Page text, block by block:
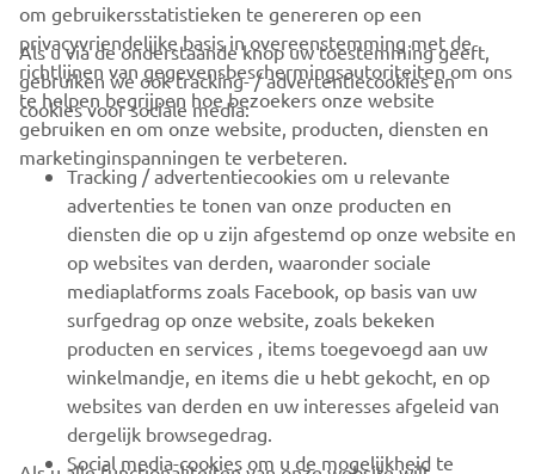
CORPORATE
VOOR BEDRIJVEN
MEER YAMAHA
ONDERSTEUNING
NIEUWSBRIEF
Wees de eerste die meer te weten komt over de nieuwste deals,
speciale evenementen, nieuwe producten en nog veel meer
om gebruikersstatistieken te genereren op een
privacyvriendelijke basis in overeenstemming met de
richtlijnen van gegevensbeschermingsautoriteiten om ons
te helpen begrijpen hoe bezoekers onze website
gebruiken en om onze website, producten, diensten en
marketinginspanningen te verbeteren.
Als u via de onderstaande knop uw toestemming geeft,
gebruiken we ook tracking- / advertentiecookies en
cookies voor sociale media:
Tracking / advertentiecookies om u relevante
advertenties te tonen van onze producten en
diensten die op u zijn afgestemd op onze website en
op websites van derden, waaronder sociale
mediaplatforms zoals Facebook, op basis van uw
surfgedrag op onze website, zoals bekeken
producten en services , items toegevoegd aan uw
winkelmandje, en items die u hebt gekocht, en op
websites van derden en uw interesses afgeleid van
dergelijk browsegedrag.
Social media-cookies om u de mogelijkheid te